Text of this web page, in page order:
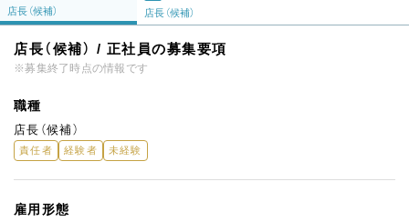
店長（候補） 店長（候補）
店長（候補） / 正社員の募集要項
※募集終了時点の情報です
職種
店長（候補）
責任者 経験者 未経験
雇用形態